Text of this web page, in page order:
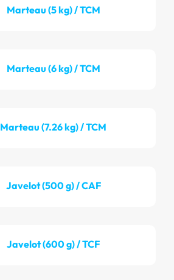
Marteau (5 kg) / TCM
Marteau (6 kg) / TCM
Marteau (7.26 kg) / TCM
Javelot (500 g) / CAF
Javelot (600 g) / TCF